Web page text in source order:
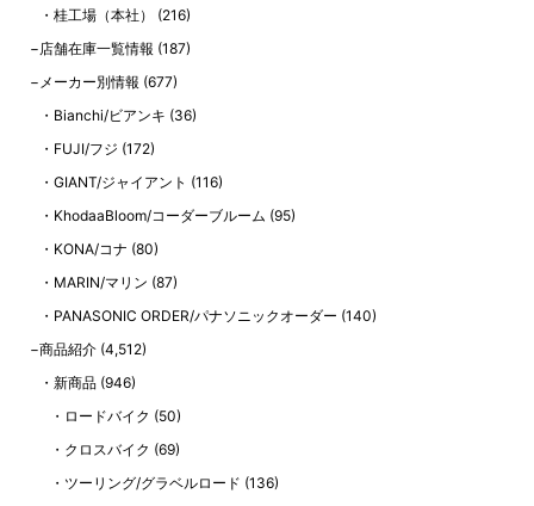
桂工場（本社）
(216)
店舗在庫一覧情報 (187)
メーカー別情報 (677)
Bianchi/ビアンキ (36)
FUJI/フジ (172)
GIANT/ジャイアント (116)
KhodaaBloom/コーダーブルーム (95)
KONA/コナ (80)
MARIN/マリン (87)
PANASONIC ORDER/パナソニックオーダー (140)
商品紹介 (4,512)
新商品 (946)
ロードバイク (50)
クロスバイク (69)
ツーリング/グラベルロード (136)